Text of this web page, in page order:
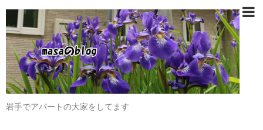
岩手でアパートの大家をしてます